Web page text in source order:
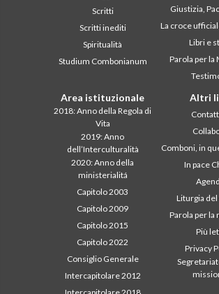
Scritti
Scritti inediti
Spiritualità
Studium Combonianum
Giustizia,
La croce
Libri e
Parola per la
Area istituzionale
2018: Anno della Regola di
Vita
2019: Anno
dell’Interculturalità
2020: Anno della
ministerialitá
Capitolo 2003
Capitolo 2009
Capitolo 2015
Capitolo 2022
Consiglio Generale
Intercapitolare 2012
Altri
Comboni, in
In pace
Liturgia
Parola per la
Più
Privacy